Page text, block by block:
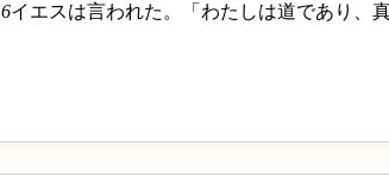
6イエスは言われた。「わたしは道であり、